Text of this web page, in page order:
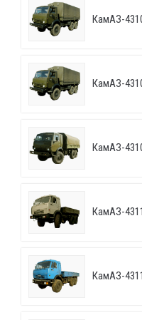
КамАЗ-
КамАЗ-
КамАЗ-
КамАЗ-
КамАЗ-